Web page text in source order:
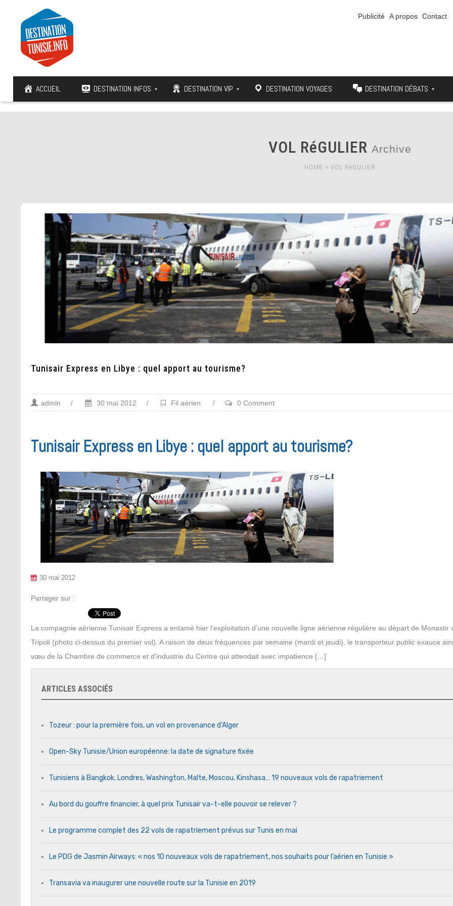
Publicité A propos Contact
ACCUEIL DESTINATION INFOS DESTINATION VIP DESTINATION VOYAGES DESTINATION DÉBATS
VOL RéGULIER Archive
HOME > VOL RéGULIER
Tunisair Express en Libye : quel apport au tourisme?
admin / 30 mai 2012 / Fil aérien / 0 Comment
Tunisair Express en Libye : quel apport au tourisme?
30 mai 2012
Partager sur :
La compagnie aérienne Tunisair Express a entamé hier l’exploitation d’une nouvelle ligne aérienne régulière au départ de Monastir
Tripoli (photo ci-dessus du premier vol). A raison de deux fréquences par semaine (mardi et jeudi), le transporteur public exauce
vœu de la Chambre de commerce et d’industrie du Centre qui attendait avec impatience […]
ARTICLES ASSOCIÉS
Tozeur : pour la première fois, un vol en provenance d’Alger
Open-Sky Tunisie/Union européenne: la date de signature fixée
Tunisiens à Bangkok, Londres, Washington, Malte, Moscou, Kinshasa… 19 nouveaux vols de rapatriement
Au bord du gouffre financier, à quel prix Tunisair va-t-elle pouvoir se relever ?
Le programme complet des 22 vols de rapatriement prévus sur Tunis en mai
Le PDG de Jasmin Airways: « nos 10 nouveaux vols de rapatriement, nos souhaits pour l’aérien en Tunisie »
Transavia va inaugurer une nouvelle route sur la Tunisie en 2019